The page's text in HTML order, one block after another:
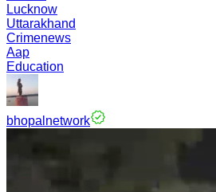
Lucknow
Uttarakhand
Crimenews
Aap
Education
bhopalnetwork